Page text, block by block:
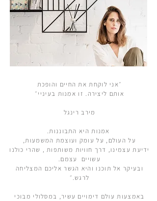
״אני לוקחת את החיים והופכת
אותם ליצירה. זו אמנות בעיניי״
מירב רינגל
אמנות היא התבוננות.
על העולם, על עומק ועוצמת המשמעות,
ידיעת עצמינו, דרך חוויות משותפות , שהרי כולנו
עשויים עצמם.
ובעיקר אל תוכנו והיא הגשר אליכם המצליחה
לרגש.״
באמצעות עולם דימויים עשיר, במסלולי מבוכי